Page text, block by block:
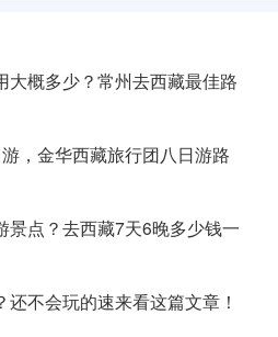
大概多少？常州去西藏最佳路
，金华西藏旅行团八日游路
景点？去西藏7天6晚多少钱一
不会玩的速来看这篇文章！